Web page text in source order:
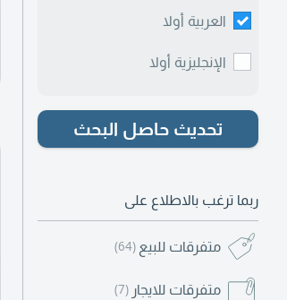
العربية أولا
الإنجليزية أولا
تحديث حاصل البحث
ربما ترغب بالاطلاع على
متفرقات للبيع (64)
متفرقات للايجار (7)